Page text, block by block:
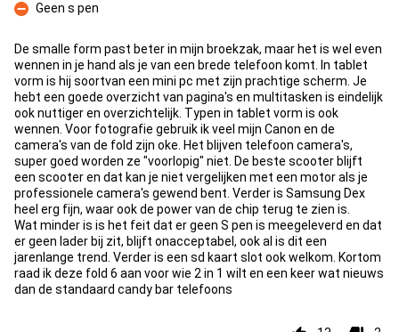
Con
Geen s pen
De smalle form past beter in mijn broekzak, maar het is wel even
wennen in je hand als je van een brede telefoon komt. In tablet
vorm is hij soortvan een mini pc met zijn prachtige scherm. Je
hebt een goede overzicht van pagina's en multitasken is eindelijk
ook nuttiger en overzichtelijk. Typen in tablet vorm is ook
wennen. Voor fotografie gebruik ik veel mijn Canon en de
camera's van de fold zijn oke. Het blijven telefoon camera's,
super goed worden ze "voorlopig" niet. De beste scooter blijft
een scooter en dat kan je niet vergelijken met een motor als je
professionele camera's gewend bent. Verder is Samsung Dex
heel erg fijn, waar ook de power van de chip terug te zien is.
Wat minder is is het feit dat er geen S pen is meegeleverd en dat
er geen lader bij zit, blijft onacceptabel, ook al is dit een
jarenlange trend. Verder is een sd kaart slot ook welkom. Kortom
raad ik deze fold 6 aan voor wie 2 in 1 wilt en een keer wat nieuws
dan de standaard candy bar telefoons